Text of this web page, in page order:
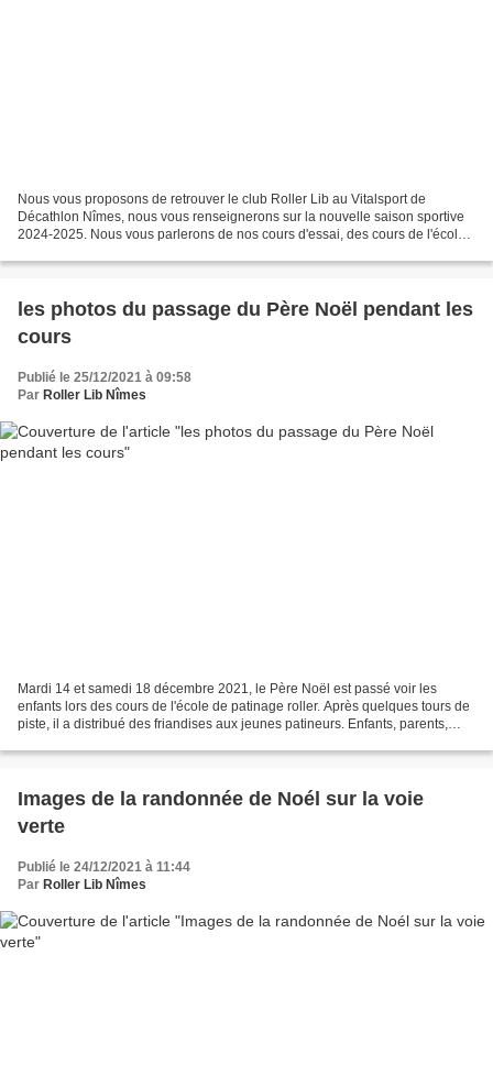
Nous vous proposons de retrouver le club Roller Lib au Vitalsport de
Décathlon Nîmes, nous vous renseignerons sur la nouvelle saison sportive
2024-2025. Nous vous parlerons de nos cours d'essai, des cours de l'école
les photos du passage du Père Noël pendant les
cours
Publié le 25/12/2021 à 09:58
Par Roller Lib Nîmes
Mardi 14 et samedi 18 décembre 2021, le Père Noël est passé voir les
enfants lors des cours de l'école de patinage roller. Après quelques tours de
piste, il a distribué des friandises aux jeunes patineurs. Enfants, parents,
Images de la randonnée de Noél sur la voie
verte
Publié le 24/12/2021 à 11:44
Par Roller Lib Nîmes